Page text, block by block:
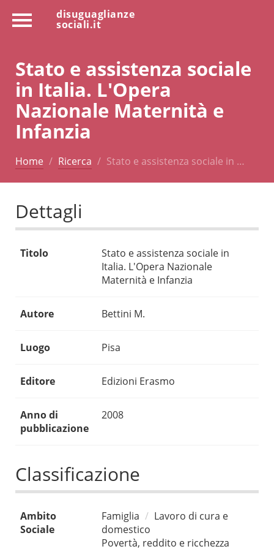
disuguaglianze
sociali.it
Stato e assistenza sociale
in Italia. L'Opera
Nazionale Maternità e
Infanzia
Home Ricerca Stato e assistenza sociale in …
Dettagli
Titolo
Stato e assistenza sociale in
Italia. L'Opera Nazionale
Maternità e Infanzia
Autore Bettini M.
Luogo Pisa
Editore Edizioni Erasmo
Anno di
pubblicazione
2008
Classificazione
Ambito
Sociale
Famiglia
Lavoro di cura e
domestico
Povertà, reddito e ricchezza